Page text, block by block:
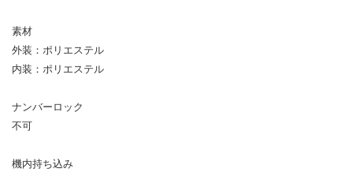
素材
外装：ポリエステル
内装：ポリエステル
ナンバーロック
不可
機内持ち込み